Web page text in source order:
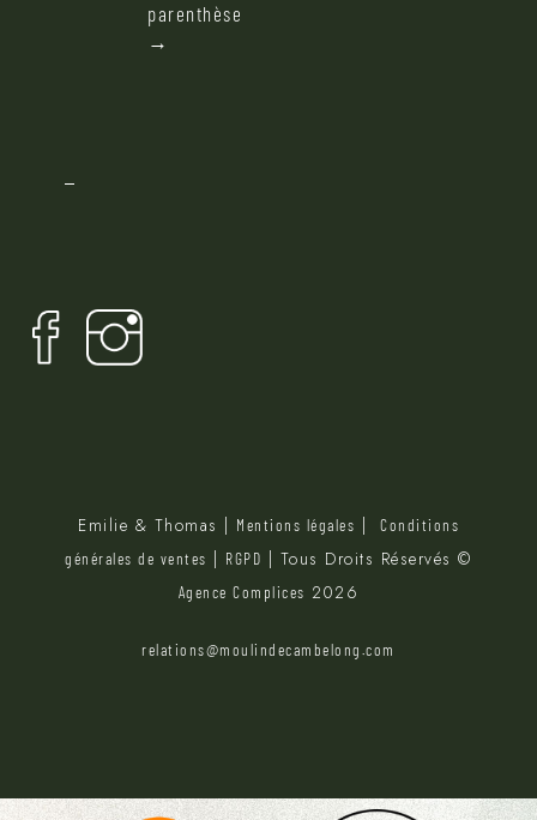
parenthèse
→
Emilie & Thomas | Mentions légales
Conditions
générales de ventes
RGPD | Tous Droits Réservés ©
Agence Complices 2026
relations@moulindecambelong.com